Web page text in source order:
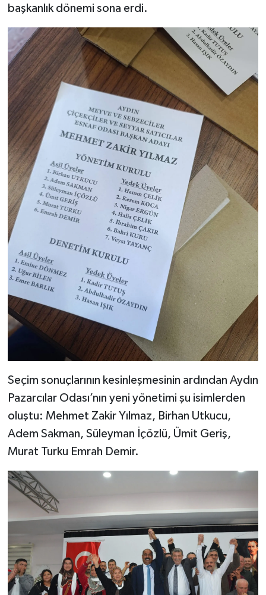
başkanlık dönemi sona erdi.
Seçim sonuçlarının kesinleşmesinin ardından Aydın
Pazarcılar Odası’nın yeni yönetimi şu isimlerden
oluştu: Mehmet Zakir Yılmaz, Birhan Utkucu,
Adem Sakman, Süleyman İçözlü, Ümit Geriş,
Murat Turku Emrah Demir.
MANİSA
MUĞLA
UŞAK
YURT